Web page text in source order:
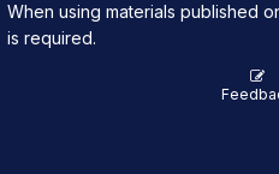
When using materials published
is required.